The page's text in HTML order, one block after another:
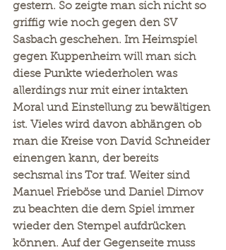
gestern. So zeigte man sich nicht so
griffig wie noch gegen den SV
Sasbach geschehen. Im Heimspiel
gegen Kuppenheim will man sich
diese Punkte wiederholen was
allerdings nur mit einer intakten
Moral und Einstellung zu bewältigen
ist. Vieles wird davon abhängen ob
man die Kreise von David Schneider
einengen kann, der bereits
sechsmal ins Tor traf. Weiter sind
Manuel Frieböse und Daniel Dimov
zu beachten die dem Spiel immer
wieder den Stempel aufdrücken
können. Auf der Gegenseite muss